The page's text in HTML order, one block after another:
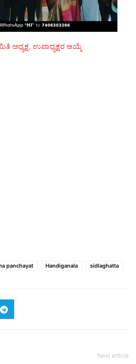
ಅಧ್ಯಕ್ಷ, ಉಪಾಧ್ಯಕ್ಷರ ಆಯ್ಕೆ
panchayat Handiganala sidlaghatta
Next article